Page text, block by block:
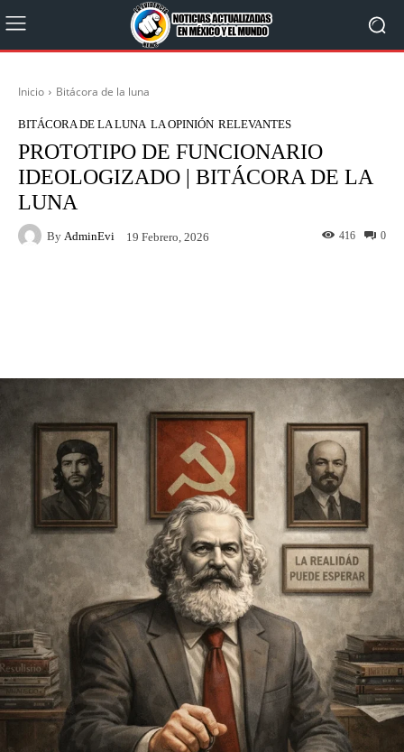
Inicio Bitácora de la luna
BITÁCORA DE LA LUNA LA OPINIÓN RELEVANTES
PROTOTIPO DE FUNCIONARIO
IDEOLOGIZADO | BITÁCORA DE LA
LUNA
By AdminEvi 19 Febrero, 2026 0
416